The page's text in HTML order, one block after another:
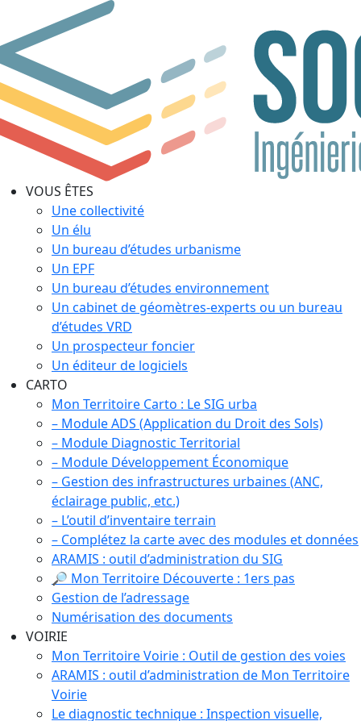
VOUS ÊTES
Une collectivité
Un élu
Un bureau d’études urbanisme
Un EPF
Un bureau d’études environnement
Un cabinet de géomètres-experts ou un bureau
d’études VRD
Un prospecteur foncier
Un éditeur de logiciels
CARTO
Mon Territoire Carto : Le SIG urba
– Module ADS (Application du Droit des Sols)
– Module Diagnostic Territorial
– Module Développement Économique
– Gestion des infrastructures urbaines (ANC,
éclairage public, etc.)
– L’outil d’inventaire terrain
– Complétez la carte avec des modules et données
ARAMIS : outil d’administration du SIG
🔎 Mon Territoire Découverte : 1ers pas
Gestion de l’adressage
Numérisation des documents
VOIRIE
Mon Territoire Voirie : Outil de gestion des voies
ARAMIS : outil d’administration de Mon Territoire
Voirie
Le diagnostic technique : Inspection visuelle,